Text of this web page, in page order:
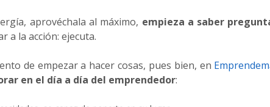
aprovéchala al máximo, empieza a saber
a la acción: ejecuta.
de empezar a hacer cosas, pues bien, en
en el día a día del emprendedor: